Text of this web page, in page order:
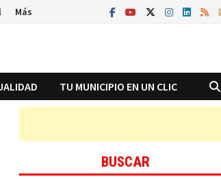
Más
TU MUNICIPIO EN UN CLIC
BUSCAR